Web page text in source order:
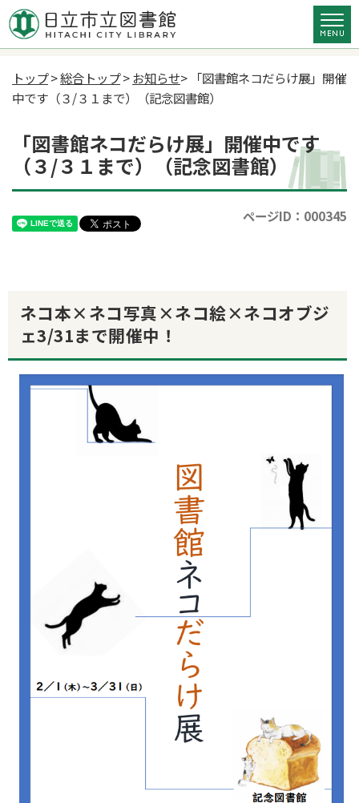
トップ>総合トップ>お知らせ> 「図書館ネコだらけ展」開催
中です（３/３１まで）（記念図書館）
「図書館ネコだらけ展」開催中です
（３/３１まで）（記念図書館）
ページID：000345
ネコ本×ネコ写真×ネコ絵×ネコオブジ
ェ3/31まで開催中！